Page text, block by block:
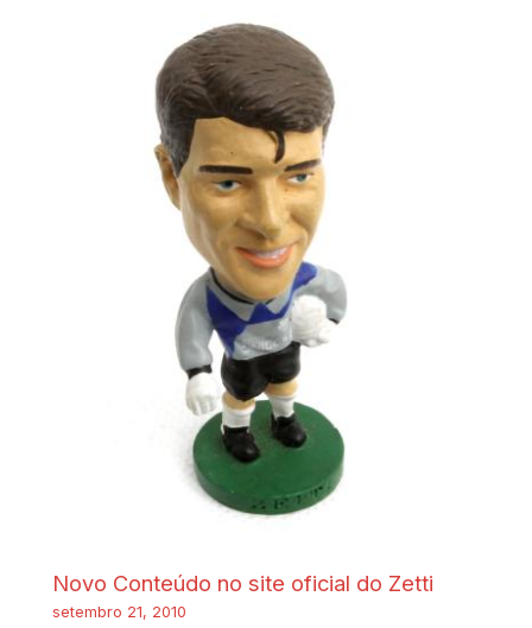
Novo Conteúdo no site oficial do Zetti
setembro 21, 2010